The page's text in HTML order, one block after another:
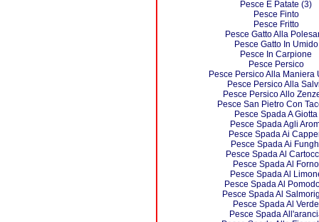
Pesce E Patate (3)
Pesce Finto
Pesce Fritto
Pesce Gatto Alla
Pesce Gatto In Umido
Pesce In Carpione
Pesce Persico
Pesce Persico Alla Maniera
Pesce Persico Alla
Pesce Persico Allo
Pesce San Pietro Con
Pesce Spada A Giotta
Pesce Spada Agli
Pesce Spada Ai
Pesce Spada Ai
Pesce Spada Al
Pesce Spada Al Forno
Pesce Spada Al
Pesce Spada Al
Pesce Spada Al
Pesce Spada Al Verde
Pesce Spada